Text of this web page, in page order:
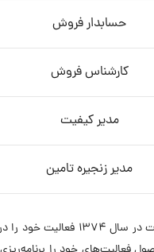
حسابدار فروش
کارشناس فروش
مدیر کیفیت
مدیر زنجیره تامین
شرکت صنایع غذایی